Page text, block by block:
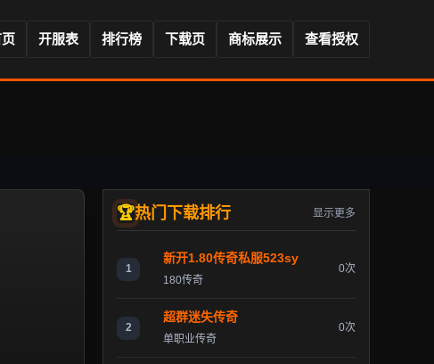
开服表 排行榜 下载页 商标展示 查看授权
热门下载排行 显示更多
1
新开1.80传奇私服523sy
180传奇
0次
2
超群迷失传奇
单职业传奇
0次